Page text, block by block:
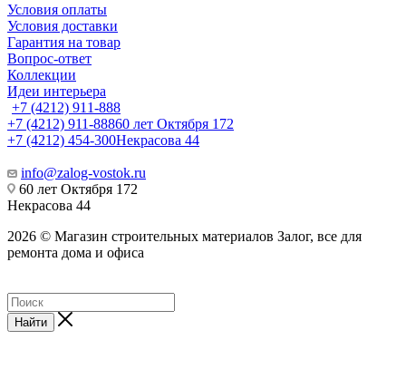
Условия оплаты
Условия доставки
Гарантия на товар
Вопрос-ответ
Коллекции
Идеи интерьера
+7 (4212) 911-888
+7 (4212) 911-88860 лет Октября 172
+7 (4212) 454-300Некрасова 44
info@zalog-vostok.ru
60 лет Октября 172
Некрасова 44
2026 © Магазин строительных материалов Залог, все для
ремонта дома и офиса
Найти